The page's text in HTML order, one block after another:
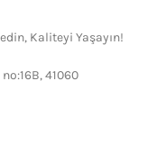
Kaliteyi Yaşayın!
41060